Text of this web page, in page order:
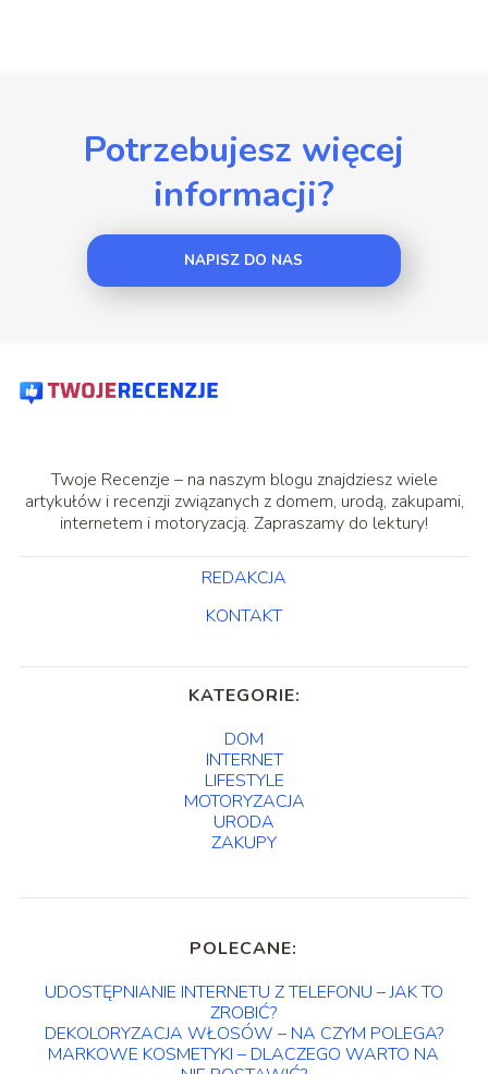
Potrzebujesz więcej
informacji?
NAPISZ DO NAS
Twoje Recenzje – na naszym blogu znajdziesz wiele
artykułów i recenzji związanych z domem, urodą, zakupami,
internetem i motoryzacją. Zapraszamy do lektury!
REDAKCJA
KONTAKT
KATEGORIE:
DOM
INTERNET
LIFESTYLE
MOTORYZACJA
URODA
ZAKUPY
POLECANE:
UDOSTĘPNIANIE INTERNETU Z TELEFONU – JAK TO
ZROBIĆ?
DEKOLORYZACJA WŁOSÓW – NA CZYM POLEGA?
MARKOWE KOSMETYKI – DLACZEGO WARTO NA